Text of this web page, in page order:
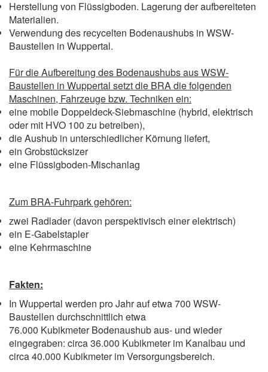
Herstellung von Flüssigboden. Lagerung der aufbereiteten
Materialien.
Verwendung des recycelten Bodenaushubs in WSW-
Baustellen in Wuppertal.
Für die Aufbereitung des Bodenaushubs aus WSW-
Baustellen in Wuppertal setzt die BRA die folgenden
Maschinen, Fahrzeuge bzw. Techniken ein:
eine mobile Doppeldeck-Siebmaschine (hybrid, elektrisch
oder mit HVO 100 zu betreiben),
die Aushub in unterschiedlicher Körnung liefert,
ein Grobstücksizer
eine Flüssigboden-Mischanlag
Zum BRA-Fuhrpark gehören:
zwei Radlader (davon perspektivisch einer elektrisch)
ein E-Gabelstapler
eine Kehrmaschine
Fakten:
In Wuppertal werden pro Jahr auf etwa 700 WSW-
Baustellen durchschnittlich etwa
76.000 Kubikmeter Bodenaushub aus- und wieder
eingegraben: circa 36.000 Kubikmeter im Kanalbau und
circa 40.000 Kubikmeter im Versorgungsbereich.